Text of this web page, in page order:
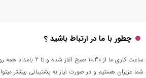
چطور با ما در ارتباط باشید ؟
ساعت کاری ما از 10.30
شما عزیزان هستیم و در صورت نیاز به پشتیبانی بیشتر